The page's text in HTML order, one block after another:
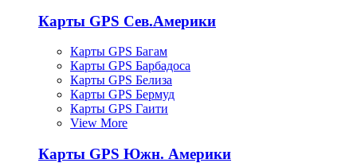
Карты GPS Сев.Америки
Карты GPS Багам
Карты GPS Барбадоса
Карты GPS Белиза
Карты GPS Бермуд
Карты GPS Гаити
View More
Карты GPS Южн. Америки